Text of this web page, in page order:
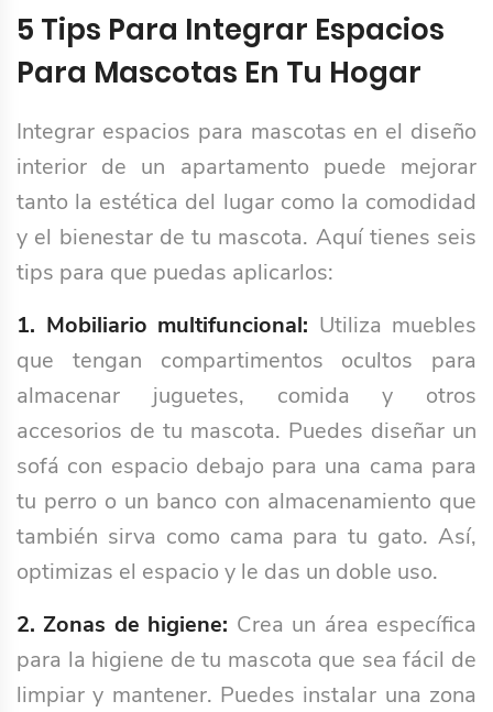
5 Tips Para Integrar Espacios
Para Mascotas En Tu Hogar
Integrar espacios para mascotas en el diseño
interior de un apartamento puede mejorar
tanto la estética del lugar como la comodidad
y el bienestar de tu mascota. Aquí tienes seis
tips para que puedas aplicarlos:
1. Mobiliario multifuncional: Utiliza muebles
que tengan compartimentos ocultos para
almacenar juguetes, comida y otros
accesorios de tu mascota. Puedes diseñar un
sofá con espacio debajo para una cama para
tu perro o un banco con almacenamiento que
también sirva como cama para tu gato. Así,
optimizas el espacio y le das un doble uso.
2. Zonas de higiene: Crea un área específica
para la higiene de tu mascota que sea fácil de
limpiar y mantener. Puedes instalar una zona